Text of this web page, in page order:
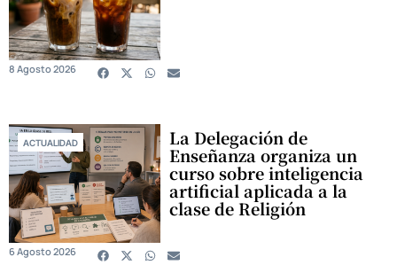
8 Agosto 2026
ACTUALIDAD La Delegación de
Enseñanza organiza un
curso sobre inteligencia
artificial aplicada a la
clase de Religión
6 Agosto 2026